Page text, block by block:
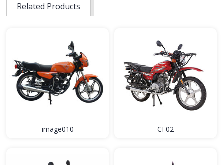
Related Products
image010 CF02